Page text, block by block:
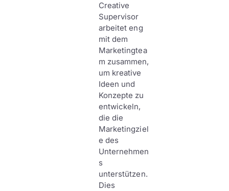
Creative
Supervisor
arbeitet eng
mit dem
Marketingtea
m zusammen,
um kreative
Ideen und
Konzepte zu
entwickeln,
die die
Marketingziel
e des
Unternehmen
s
unterstützen.
Dies